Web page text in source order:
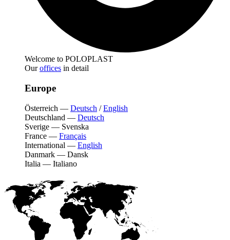
Welcome to POLOPLAST
Ouroffices in detail
Europe
Österreich — Deutsch /English
Deutschland — Deutsch
Sverige — Svenska
France — Français
International — English
Danmark — Dansk
Italia — Italiano